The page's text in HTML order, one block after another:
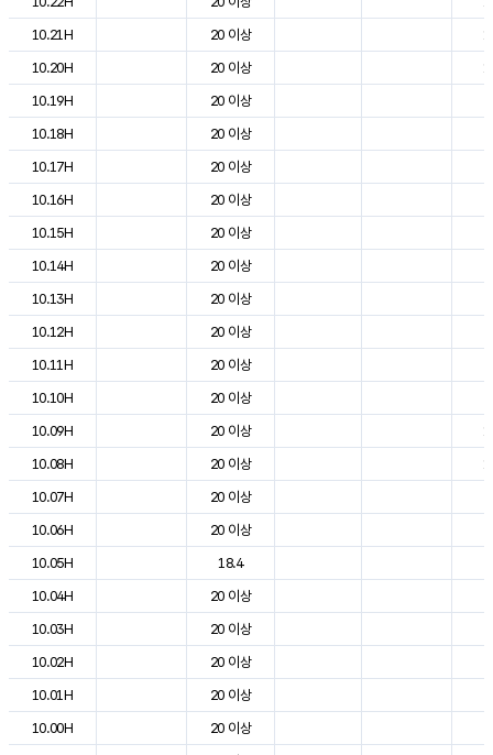
10.21H
20 이상
10.20H
20 이상
10.19H
20 이상
10.18H
20 이상
10.17H
20 이상
10.16H
20 이상
10.15H
20 이상
10.14H
20 이상
10.13H
20 이상
10.12H
20 이상
10.11H
20 이상
10.10H
20 이상
10.09H
20 이상
10.08H
20 이상
10.07H
20 이상
10.06H
20 이상
10.05H
18.4
10.04H
20 이상
10.03H
20 이상
10.02H
20 이상
10.01H
20 이상
10.00H
20 이상